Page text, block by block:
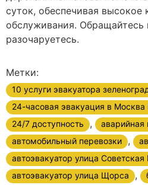
суток, обеспечивая высокое
обслуживания. Обращайтесь
разочаруетесь.
Метки:
10 услуги эвакуатора
24-часовая эвакуация в Москва
24/7 доступность ,
автомобильный перевозки ,
автоэвакуатор улица
автоэвакуатор улица Щорса ,